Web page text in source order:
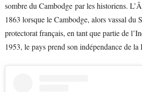
sombre du Cambodge par les historiens.
1863 lorsque le Cambodge, alors vassal du
protectorat français, en tant que partie de
1953, le pays prend son indépendance de la